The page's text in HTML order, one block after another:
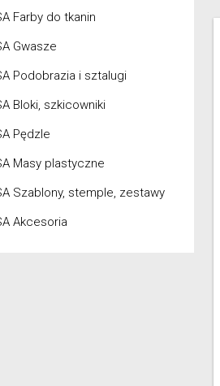
Farby do tkanin
Gwasze
Podobrazia i sztalugi
Bloki, szkicowniki
Pędzle
Masy plastyczne
Szablony, stemple, zestawy
Akcesoria